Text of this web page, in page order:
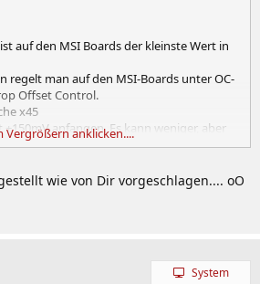
auf den MSI Boards der kleinste Wert in
regelt man auf den MSI-Boards unter OC-
Offset Control.
x45
anfangen. Es kann weniger, aber
Package support auto
auf ausbalanciert.
- 28.10 braucht mindestens 50mV mehr
Vergrößern anklicken....
wie von Dir vorgeschlagen.... oO
System